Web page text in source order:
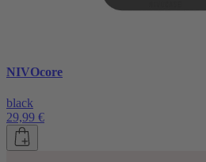
NIVOcore
black
29,99 €